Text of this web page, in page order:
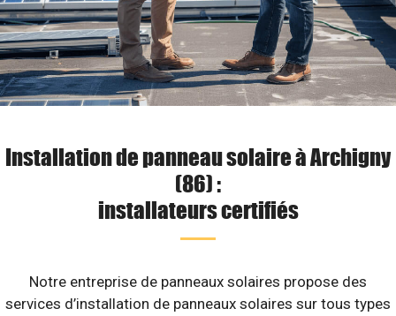
Installation de panneau solaire à Archigny
(86) :
installateurs certifiés
Notre entreprise de panneaux solaires propose des
services d’installation de panneaux solaires sur tous types